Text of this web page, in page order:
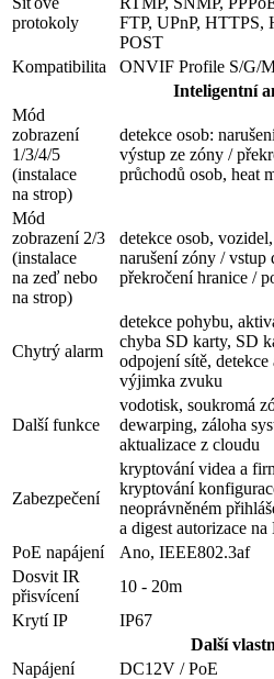
protokoly
FTP, UPnP, HTTPS,
POST
Kompatibilita
ONVIF Profile S/G/
Inteligentní
Mód
zobrazení
1/3/4/5
(instalace
na strop)
detekce osob:
výstup ze zóny /
průchodů osob, heat
Mód
zobrazení 2/3
(instalace
na zeď nebo
na strop)
detekce osob,
narušení zóny /
překročení hranice /
Chytrý alarm
detekce pohybu,
chyba SD karty, SD
odpojení sítě,
výjimka zvuku
Další funkce
vodotisk, soukromá
dewarping, záloha
aktualizace z cloudu
Zabezpečení
kryptování videa a
kryptování
neoprávněném
a digest autorizace
PoE napájení
Ano, IEEE802.3af
Dosvit IR
přisvícení
10 - 20m
Krytí IP
IP67
Další
Napájení
DC12V / PoE